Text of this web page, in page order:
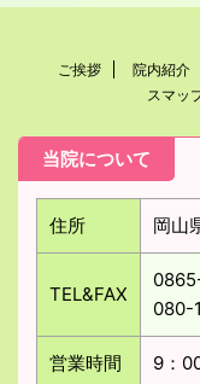
ご挨拶 院内紹介
スマッ
当院について
住所 岡山
TEL&FAX
080-
営業時間 9：